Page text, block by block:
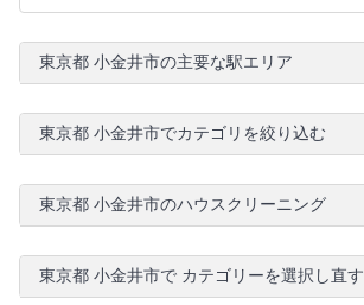
東京都 小金井市の主要な駅エリア
東京都 小金井市でカテゴリを絞り込む
東京都 小金井市のハウスクリーニング
東京都 小金井市で カテゴリーを選択し直す